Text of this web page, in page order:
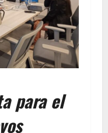
para el